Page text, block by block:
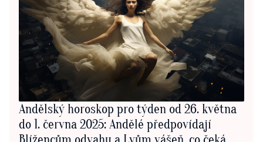
Andělský horoskop pro týden od 26. května
do 1. června 2025: Andělé předpovídají